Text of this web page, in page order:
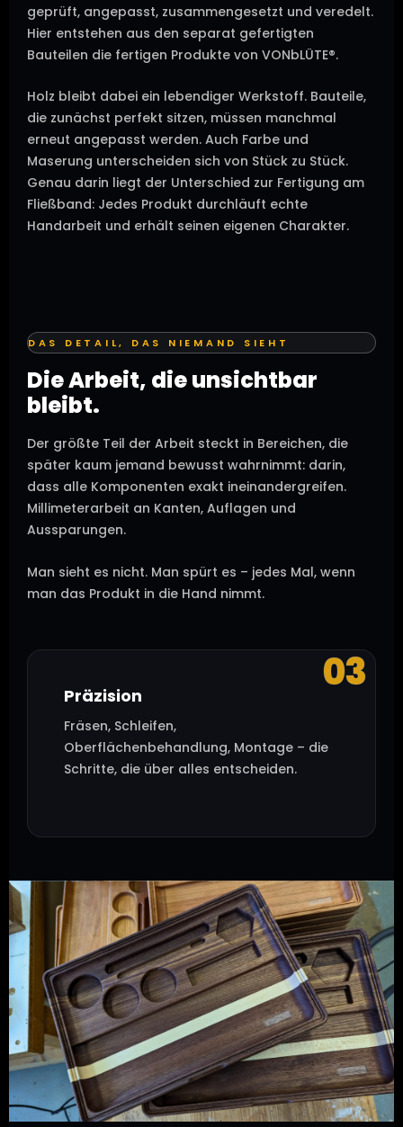
geprüft, angepasst, zusammengesetzt und veredelt.
Hier entstehen aus den separat gefertigten
Bauteilen die fertigen Produkte von VONbLÜTE®.
Holz bleibt dabei ein lebendiger Werkstoff. Bauteile,
die zunächst perfekt sitzen, müssen manchmal
erneut angepasst werden. Auch Farbe und
Maserung unterscheiden sich von Stück zu Stück.
Genau darin liegt der Unterschied zur Fertigung am
Fließband: Jedes Produkt durchläuft echte
Handarbeit und erhält seinen eigenen Charakter.
DAS DETAIL, DAS NIEMAND SIEHT
Die Arbeit, die unsichtbar
bleibt.
Der größte Teil der Arbeit steckt in Bereichen, die
später kaum jemand bewusst wahrnimmt: darin,
dass alle Komponenten exakt ineinandergreifen.
Millimeterarbeit an Kanten, Auflagen und
Aussparungen.
Man sieht es nicht. Man spürt es – jedes Mal, wenn
man das Produkt in die Hand nimmt.
03
Präzision
Fräsen, Schleifen,
Oberflächenbehandlung, Montage – die
Schritte, die über alles entscheiden.